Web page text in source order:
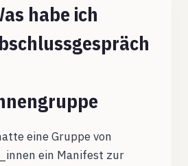
habe ich
eine Gruppe von
ein Manifest zur